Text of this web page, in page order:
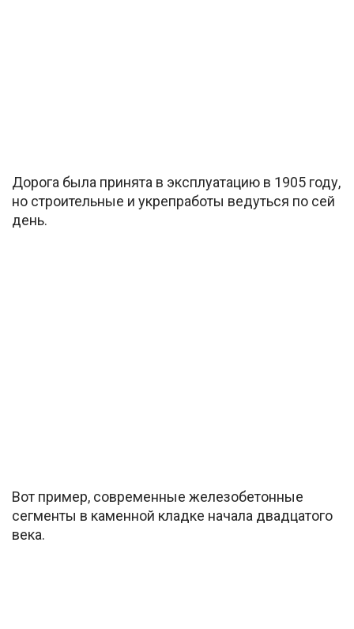
Дорога была принята в эксплуатацию в 1905 году,
но строительные и укрепработы ведуться по сей
день.
Вот пример, современные железобетонные
сегменты в каменной кладке начала двадцатого
века.